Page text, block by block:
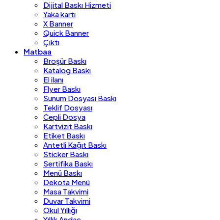
Dijital Baskı Hizmeti
Yaka kartı
X Banner
Quick Banner
Çıktı
Matbaa
Broşür Baskı
Katalog Baskı
El ilanı
Flyer Baskı
Sunum Dosyası Baskı
Teklif Dosyası
Cepli Dosya
Kartvizit Baskı
Etiket Baskı
Antetli Kağıt Baskı
Sticker Baskı
Sertifika Baskı
Menü Baskı
Dekota Menü
Masa Takvimi
Duvar Takvimi
Okul Yıllığı